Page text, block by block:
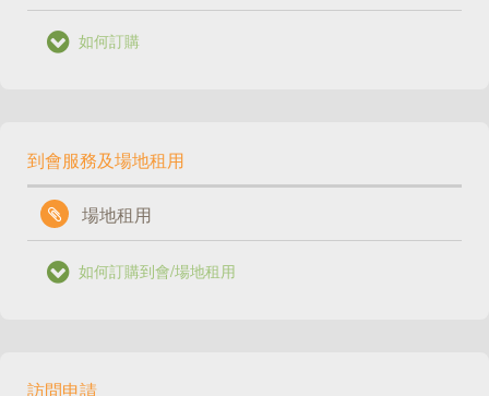
如何訂購
到會服務及場地租用
場地租用
如何訂購到會/場地租用
訪問申請